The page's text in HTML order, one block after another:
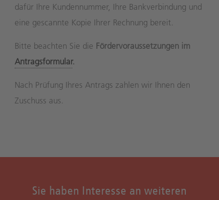
dafür Ihre Kundennummer, Ihre Bankverbindung und
eine gescannte Kopie Ihrer Rechnung bereit.
Bitte beachten Sie die Fördervoraussetzungen im
Antragsformular.
Nach Prüfung Ihres Antrags zahlen wir Ihnen den
Zuschuss aus.
Sie haben Interesse an weiteren